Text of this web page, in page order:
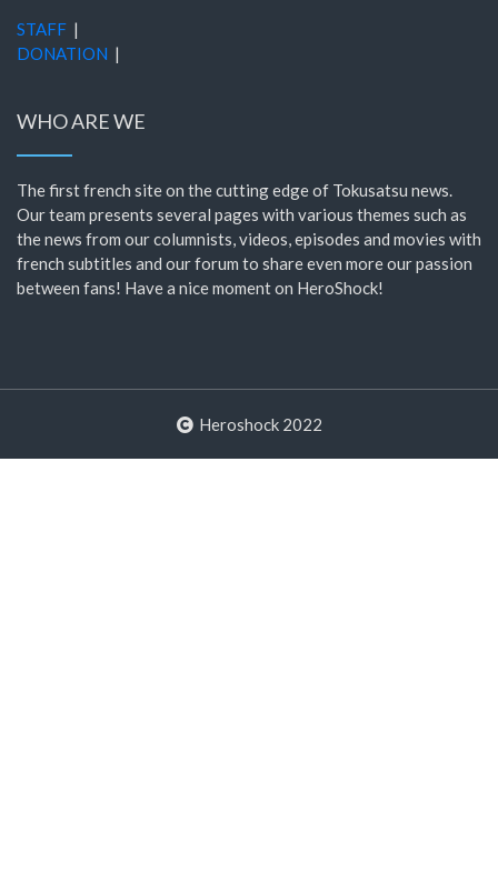
STAFF |
DONATION |
WHO ARE WE
The first french site on the cutting edge of Tokusatsu news.
Our team presents several pages with various themes such as
the news from our columnists, videos, episodes and movies with
french subtitles and our forum to share even more our passion
between fans! Have a nice moment on HeroShock!
Heroshock 2022